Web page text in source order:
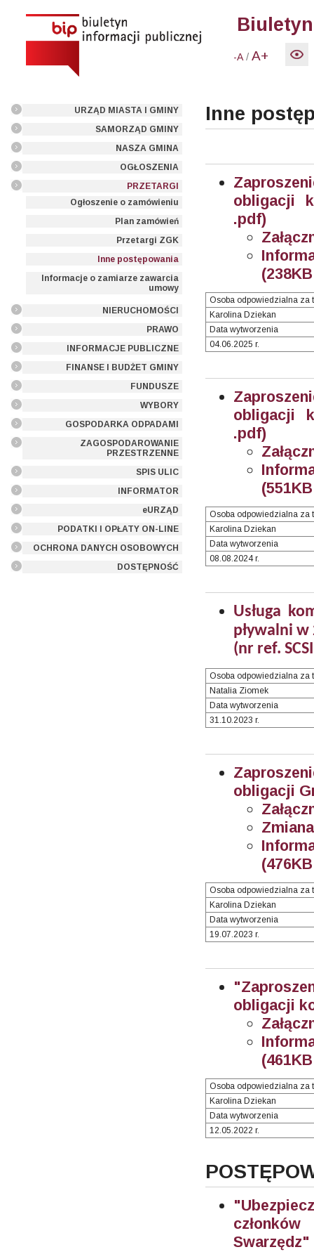
-A /A+
URZĄD MIASTA I GMINY
SAMORZĄD GMINY
NASZA GMINA
OGŁOSZENIA
PRZETARGI
Ogłoszenie o zamówieniu
Plan zamówień
Przetargi ZGK
Inne postępowania
Informacje o zamiarze zawarcia
umowy
NIERUCHOMOŚCI
PRAWO
INFORMACJE PUBLICZNE
FINANSE I BUDŻET GMINY
FUNDUSZE
WYBORY
GOSPODARKA ODPADAMI
ZAGOSPODAROWANIE
PRZESTRZENNE
SPIS ULIC
INFORMATOR
eURZĄD
PODATKI I OPŁATY ON-LINE
OCHRONA DANYCH OSOBOWYCH
DOSTĘPNOŚĆ
Inne
obligacji
.pdf)
Osoba odpowiedzialna za
Karolina Dziekan
Data wytworzenia
04.06.2025 r.
obligacji
.pdf)
Osoba odpowiedzialna za
Karolina Dziekan
Data wytworzenia
08.08.2024 r.
Usługa
pływalni
(nr ref.
Osoba odpowiedzialna za
Natalia Ziomek
Data wytworzenia
31.10.2023 r.
obligacji
Z
Osoba odpowiedzialna za
Karolina Dziekan
Data wytworzenia
19.07.2023 r.
obligacji
Osoba odpowiedzialna za
Karolina Dziekan
Data wytworzenia
12.05.2022 r.
Swarzędz"